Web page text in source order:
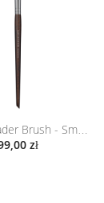
Round Shader Brush - Small - 210...
zł